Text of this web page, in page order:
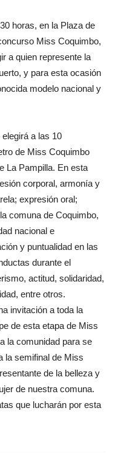
horas, en la Plaza de
Miss Coquimbo,
a quien represente la
y para esta ocasión
modelo nacional y
a las 10
de Miss Coquimbo
La Pampilla. En esta
corporal, armonía y
expresión oral;
comuna de Coquimbo,
nacional e
y puntualidad en las
durante el
actitud, solidaridad,
entre otros.
invitación a toda la
de esta etapa de Miss
la comunidad para se
la semifinal de Miss
de la belleza y
de nuestra comuna.
que lucharán por esta